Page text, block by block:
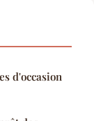
d'occasion